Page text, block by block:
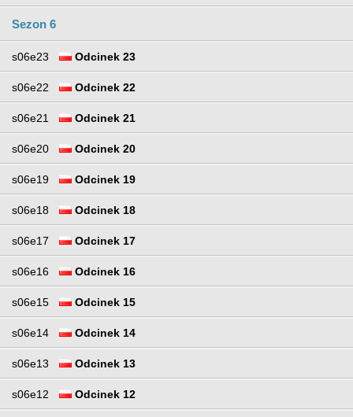
Sezon 6
s06e23 Odcinek 23
s06e22 Odcinek 22
s06e21 Odcinek 21
s06e20 Odcinek 20
s06e19 Odcinek 19
s06e18 Odcinek 18
s06e17 Odcinek 17
s06e16 Odcinek 16
s06e15 Odcinek 15
s06e14 Odcinek 14
s06e13 Odcinek 13
s06e12 Odcinek 12